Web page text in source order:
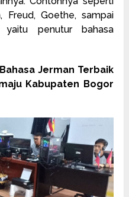
Freud, Goethe, sampai
penutur bahasa
Jerman Terbaik
Kabupaten Bogor